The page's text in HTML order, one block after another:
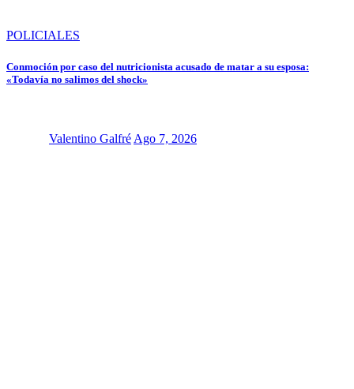
POLICIALES
Conmoción por caso del nutricionista acusado de matar a su esposa:
«Todavía no salimos del shock»
Valentino Galfré Ago 7, 2026